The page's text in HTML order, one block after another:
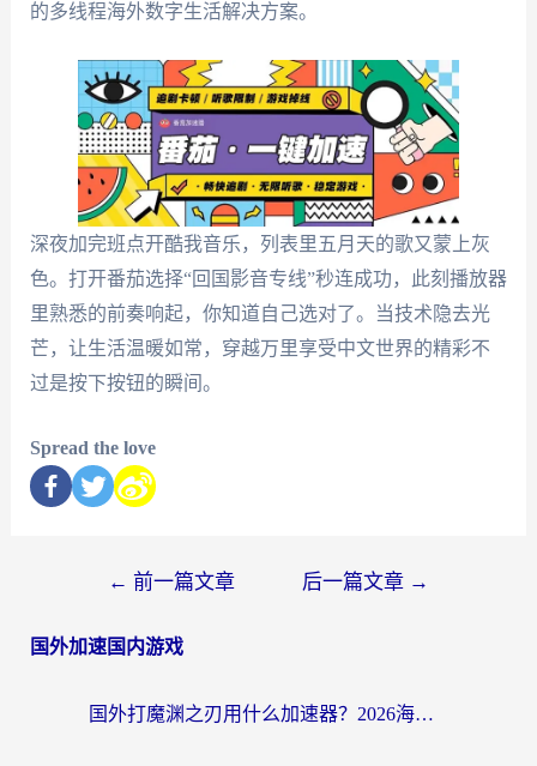
的多线程海外数字生活解决方案。
深夜加完班点开酷我音乐，列表里五月天的歌又蒙上灰
色。打开番茄选择“回国影音专线”秒连成功，此刻播放器
里熟悉的前奏响起，你知道自己选对了。当技术隐去光
芒，让生活温暖如常，穿越万里享受中文世界的精彩不
过是按下按钮的瞬间。
Spread the love
← 前一篇文章 后一篇文章 →
国外加速国内游戏
国外打魔渊之刃用什么加速器？2026海外玩家国服游戏加速全攻略（附闪耀暖暖&复苏的魔女避坑指南）